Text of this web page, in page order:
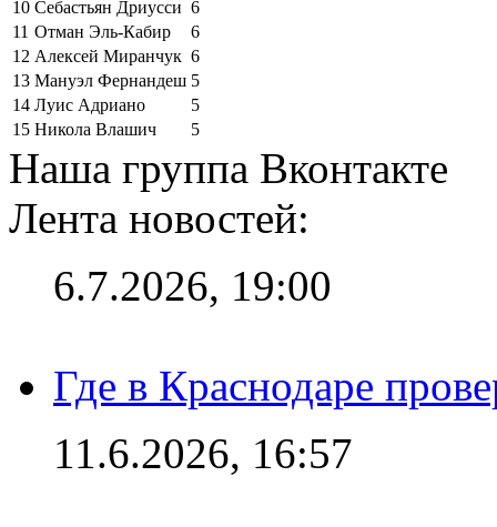
10 Себастьян Дриусси 6
11 Отман Эль-Кабир
6
12 Алексей Миранчук 6
13 Мануэл Фернандеш 5
14 Луис Адриано
5
15 Никола Влашич 5
Наша группа Вконтакте
Лента новостей:
6.7.2026, 19:00
Где в Краснодаре
11.6.2026, 16:57